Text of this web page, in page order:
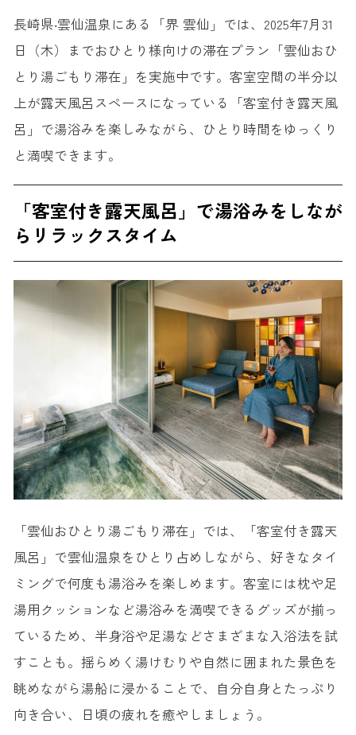
長崎県‧雲仙温泉にある「界 雲仙」では、2025年7月31
日（木）までおひとり様向けの滞在プラン「雲仙おひ
とり湯ごもり滞在」を実施中です。客室空間の半分以
上が露天風呂スペースになっている「客室付き露天風
呂」で湯浴みを楽しみながら、ひとり時間をゆっくり
と満喫できます。
「客室付き露天風呂」で湯浴みをしなが
らリラックスタイム
「雲仙おひとり湯ごもり滞在」では、「客室付き露天
風呂」で雲仙温泉をひとり占めしながら、好きなタイ
ミングで何度も湯浴みを楽しめます。客室には枕や足
湯用クッションなど湯浴みを満喫できるグッズが揃っ
ているため、半身浴や足湯などさまざまな入浴法を試
すことも。揺らめく湯けむりや自然に囲まれた景色を
眺めながら湯船に浸かることで、自分自身とたっぷり
向き合い、日頃の疲れを癒やしましょう。